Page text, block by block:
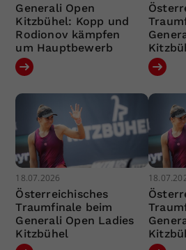
Generali Open
Kitzbühel: Kopp und
Rodionov kämpfen
um Hauptbewerb
18.07.2026
Österreichisches
Traumfinale beim
Generali Open Ladies
Kitzbühel